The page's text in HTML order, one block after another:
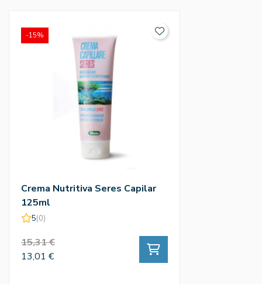
Crema Nutritiva Seres Capilar
125ml
5(0)
15,31 €
13,01 €
-15%